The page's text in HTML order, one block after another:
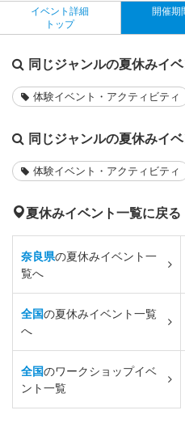
イベント詳細
トップ
開催期
同じジャンルの夏休みイ
体験イベント・アクティビティ
同じジャンルの夏休みイ
体験イベント・アクティビティ
夏休みイベント一覧に戻る
奈良県の夏休みイベント一
覧へ
全国の夏休みイベント一覧
へ
全国のワークショップイベ
ント一覧